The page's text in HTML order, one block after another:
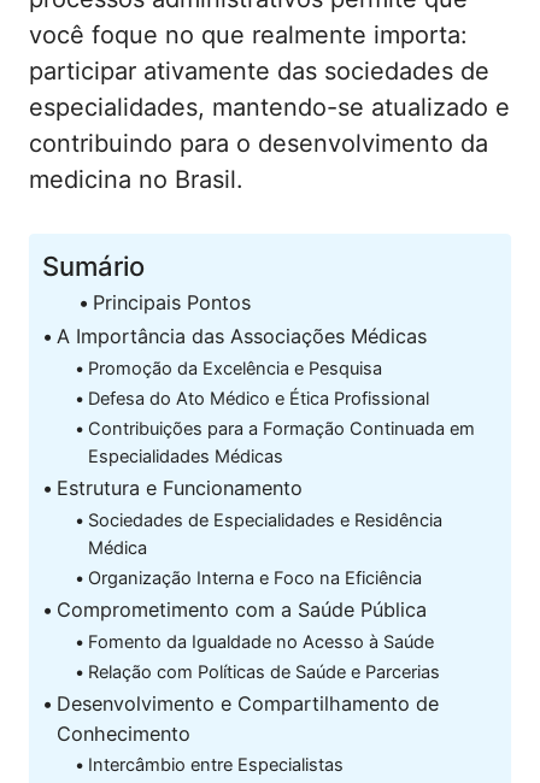
você foque no que realmente importa:
participar ativamente das sociedades de
especialidades, mantendo-se atualizado e
contribuindo para o desenvolvimento da
medicina no Brasil.
Sumário
Principais Pontos
A Importância das Associações Médicas
Promoção da Excelência e Pesquisa
Defesa do Ato Médico e Ética Profissional
Contribuições para a Formação Continuada em
Especialidades Médicas
Estrutura e Funcionamento
Sociedades de Especialidades e Residência
Médica
Organização Interna e Foco na Eficiência
Comprometimento com a Saúde Pública
Fomento da Igualdade no Acesso à Saúde
Relação com Políticas de Saúde e Parcerias
Desenvolvimento e Compartilhamento de
Conhecimento
Intercâmbio entre Especialistas